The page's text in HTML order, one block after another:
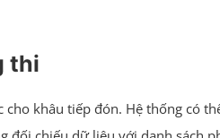
thi
khâu tiếp đón. Hệ thống có